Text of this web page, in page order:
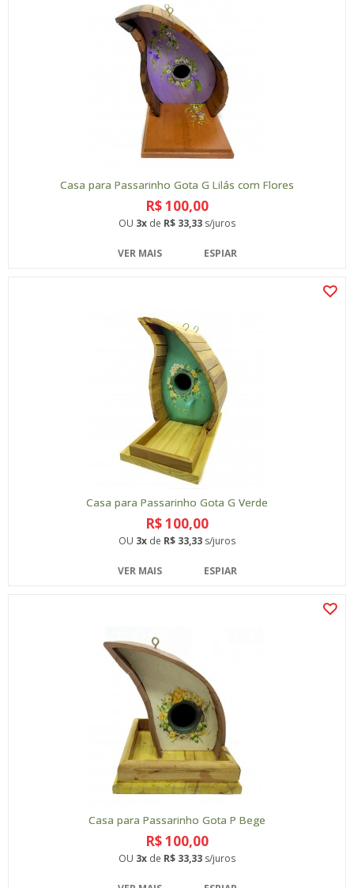
Casa para Passarinho Gota G Lilás com Flores
R$ 100,00
OU 3x de R$ 33,33 s/juros
VER MAIS ESPIAR
Casa para Passarinho Gota G Verde
R$ 100,00
OU 3x de R$ 33,33 s/juros
VER MAIS ESPIAR
Casa para Passarinho Gota P Bege
R$ 100,00
OU 3x de R$ 33,33 s/juros